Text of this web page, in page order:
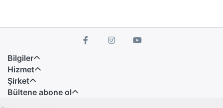
Bilgiler
Hizmet
Şirket
Bültene abone ol